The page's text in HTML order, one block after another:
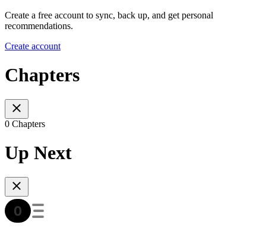
Create a free account to sync, back up, and get personal
recommendations.
Create account
Chapters
0 Chapters
Up Next